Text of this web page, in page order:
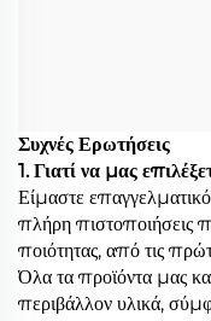
Συχνές Ερωτήσεις
1. Γιατί να μας
Είμαστε
πλήρη πιστοποιήσεις
ποιότητας, από τις
Όλα τα προϊόντα μας
περιβάλλον υλικά,